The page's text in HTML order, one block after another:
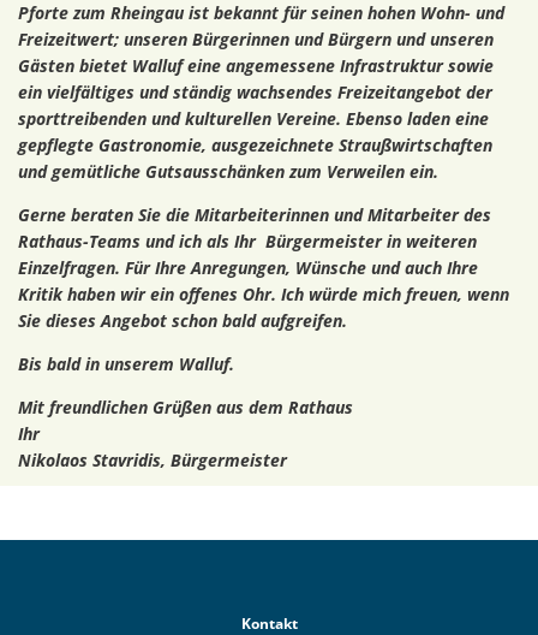
Pforte zum Rheingau ist bekannt für seinen hohen Wohn- und
Freizeitwert; unseren Bürgerinnen und Bürgern und unseren
Gästen bietet Walluf eine angemessene Infrastruktur sowie
ein vielfältiges und ständig wachsendes Freizeitangebot der
sporttreibenden und kulturellen Vereine. Ebenso laden eine
gepflegte Gastronomie, ausgezeichnete Straußwirtschaften
und gemütliche Gutsausschänken zum Verweilen ein.
Gerne beraten Sie die Mitarbeiterinnen und Mitarbeiter des
Rathaus-Teams und ich als Ihr Bürgermeister in weiteren
Einzelfragen. Für Ihre Anregungen, Wünsche und auch Ihre
Kritik haben wir ein offenes Ohr. Ich würde mich freuen, wenn
Sie dieses Angebot schon bald aufgreifen.
Bis bald in unserem Walluf.
Mit freundlichen Grüßen aus dem Rathaus
Ihr
Nikolaos Stavridis, Bürgermeister
Kontakt